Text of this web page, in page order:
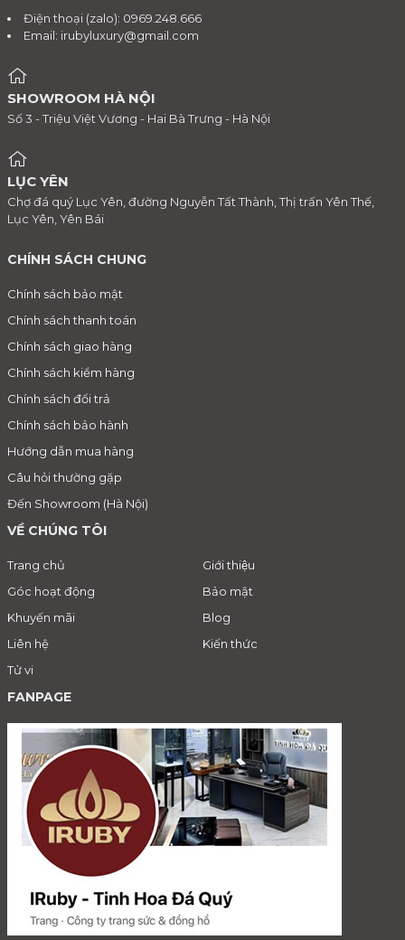
Điện thoại (zalo): 0969.248.666
Email: irubyluxury@gmail.com
SHOWROOM HÀ NỘI
Số 3 - Triệu Việt Vương - Hai Bà Trưng - Hà Nội
LỤC YÊN
Chợ đá quý Lục Yên, đường Nguyễn Tất Thành, Thị trấn Yên Thế,
Lục Yên, Yên Bái
CHÍNH SÁCH CHUNG
Chính sách bảo mật
Chính sách thanh toán
Chính sách giao hàng
Chính sách kiểm hàng
Chính sách đổi trả
Chính sách bảo hành
Hướng dẫn mua hàng
Câu hỏi thường gặp
Đến Showroom (Hà Nội)
VỀ CHÚNG TÔI
Trang chủ
Giới thiệu
Góc hoạt động
Bảo mật
Khuyến mãi
Blog
Liên hệ
Kiến thức
Tử vi
FANPAGE